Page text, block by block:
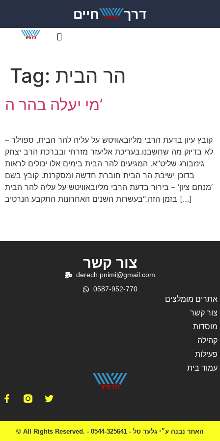
חיים דרך
Tag: הר הבית
מי יעלה בהר ה’
קובץ עיון בדעת הרבי מליובאוויטש על עליה להר הבית. ספוילר –
לא בדיוק מה שחשבנו.בעריכת אליעזר מזרחי ובברכת הרב יצחק
גינזבורג שליט”א. המגיעים להר הבית בימים אלו יכולים לראות
בדוכן ישיבת הר הבית חוברת חדשה ומסקרנת. קובץ בשם
‘מנחם ציון’ – בירור בדעת הרבי מליובאוויטש על עליה להר הבית
בזמן הזה.“בעשרות השנים האחרונות התקבע הנרטיב […]
אתרים מומלצים
צור קשר
מוסדות
קהילה
פעילות
עמוד בית
צור קשר
derech.pnimi@gmail.com
0587-952-770
© All Rights Reserved. - האתר נבנה ע״י גלעד טל - 0544-325641